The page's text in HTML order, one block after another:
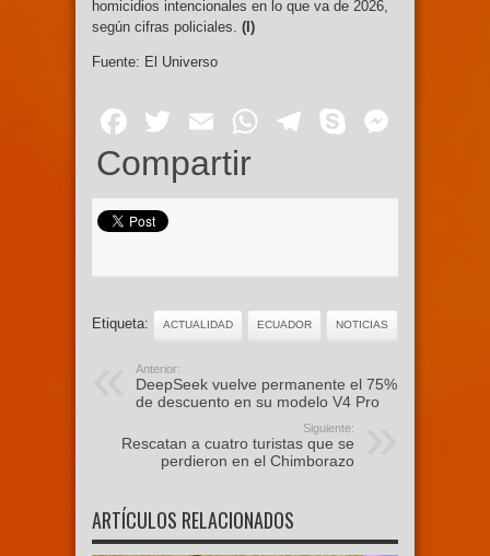
homicidios intencionales en lo que va de 2026,
según cifras policiales. (I)
Fuente: El Universo
Facebook
Twitter
EmailWhatsApp
Telegram
Skype
Compartir
Etiqueta: ACTUALIDAD ECUADOR NOTICIAS
Anterior:
DeepSeek vuelve permanente el 75%
de descuento en su modelo V4 Pro
Siguiente:
Rescatan a cuatro turistas que se
perdieron en el Chimborazo
ARTÍCULOS RELACIONADOS